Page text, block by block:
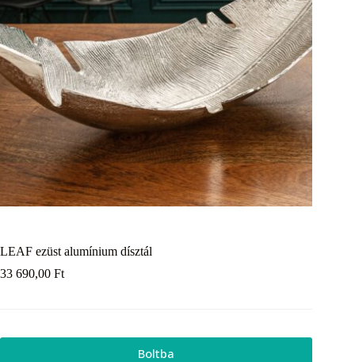
LEAF ezüst alumínium dísztál
33 690,00 Ft
Boltba